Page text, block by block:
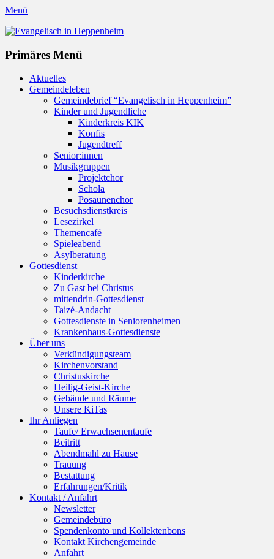
Menü
Evangelisch in Heppenheim
Primäres Menü
Zum
Inhalt
Aktuelles
Gemeindeleben
Gemeindebrief “Evangelisch in Heppenheim”
Kinder und Jugendliche
Kinderkreis KIK
Konfis
Jugendtreff
Senior:innen
Musikgruppen
Projektchor
Schola
Posaunenchor
Besuchsdienstkreis
Lesezirkel
Themencafé
Spieleabend
Asylberatung
Gottesdienst
Kinderkirche
Zu Gast bei Christus
mittendrin-Gottesdienst
Taizé-Andacht
Gottesdienste in Seniorenheimen
Krankenhaus-Gottesdienste
Über uns
Verkündigungsteam
Kirchenvorstand
Christuskirche
Heilig-Geist-Kirche
Gebäude und Räume
Unsere KiTas
Ihr Anliegen
Taufe/ Erwachsenentaufe
Beitritt
Abendmahl zu Hause
Trauung
Bestattung
Erfahrungen/Kritik
Kontakt / Anfahrt
Newsletter
Gemeindebüro
Spendenkonto und Kollektenbons
Kontakt Kirchengemeinde
Anfahrt